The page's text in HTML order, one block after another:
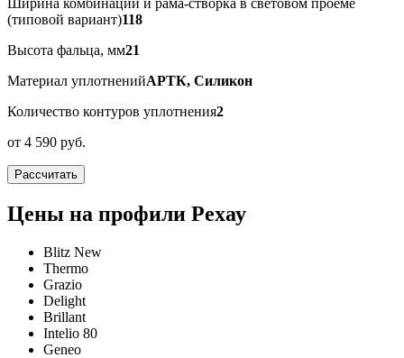
Ширина комбинации и рама-створка в световом проеме
(типовой вариант)118
Высота фальца, мм21
Материал уплотненийАРТК, Силикон
Количество контуров уплотнения2
от 4 590 руб.
Рассчитать
Цены на профили Рехау
Blitz New
Thermo
Grazio
Delight
Brillant
Intelio 80
Geneo